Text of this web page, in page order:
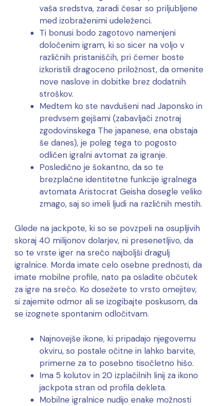
vaša sredstva, zaradi česar so priljubljene
med izobraženimi udeleženci.
Ti bonusi bodo zagotovo namenjeni
določenim igram, ki so sicer na voljo v
različnih pristaniščih, pri čemer boste
izkoristili dragoceno priložnost, da omenite
nove naslove in dobitke brez dodatnih
stroškov.
Medtem ko ste navdušeni nad Japonsko in
predvsem gejšami (zabavljači znotraj
zgodovinskega The japanese, ena obstaja
še danes), je poleg tega to pogosto
odličen igralni avtomat za igranje.
Posledično je šokantno, da so te
brezplačne identitetne funkcije igralnega
avtomata Aristocrat Geisha dosegle veliko
zmago, saj so imeli ljudi na različnih mestih.
Glede na jackpote, ki so se povzpeli na osupljivih
skoraj 40 milijonov dolarjev, ni presenetljivo, da
so te vrste iger na srečo najboljši dragulj
igralnice. Morda imate celo osebne prednosti, da
imate mobilne profile, nato pa osladite občutek
za igre na srečo. Ko dosežete to vrsto omejitev,
si zajemite odmor ali se izogibajte poskusom, da
se izognete spontanim odločitvam.
Najnovejše ikone, ki pripadajo njegovemu
okviru, so postale očitne in lahko barvite,
primerne za to posebno tisočletno hišo.
Ima 5 kolutov in 20 izplačilnih linij za ikono
jackpota stran od profila dekleta.
Mobilne igralnice nudijo enake možnosti